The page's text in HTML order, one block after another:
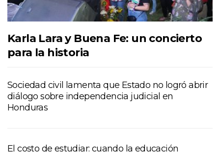
Karla Lara y Buena Fe: un concierto
para la historia
Sociedad civil lamenta que Estado no logró abrir
diálogo sobre independencia judicial en
Honduras
El costo de estudiar: cuando la educación